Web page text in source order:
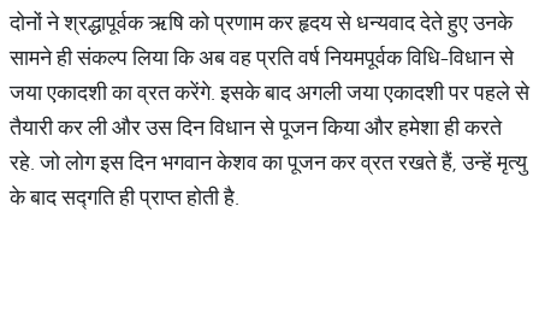
दोनों ने श्रद्धापूर्वक ऋषि को प्रणाम कर हृदय से धन्यवाद देते हुए उनके
सामने ही संकल्प लिया कि अब वह प्रति वर्ष नियमपूर्वक विधि-विधान से
जया एकादशी का व्रत करेंगे. इसके बाद अगली जया एकादशी पर पहले से
तैयारी कर ली और उस दिन विधान से पूजन किया और हमेशा ही करते
रहे. जो लोग इस दिन भगवान केशव का पूजन कर व्रत रखते हैं, उन्हें मृत्यु
के बाद सद्गति ही प्राप्त होती है.